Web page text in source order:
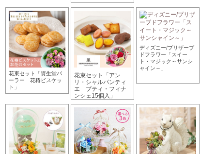
花束セット「資生堂パ
ーラー 花椿ビスケッ
ト」
花束セット「アン
リ・シャルパンティ
エ プティ・フィナ
ンシェ15個入」
ディズニー/プリザーブ
ドフラワー「スイー
ト・マジック～サンシ
ャイン～」